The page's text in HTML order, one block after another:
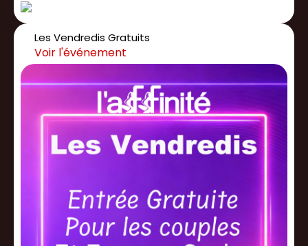
Les Vendredis Gratuits